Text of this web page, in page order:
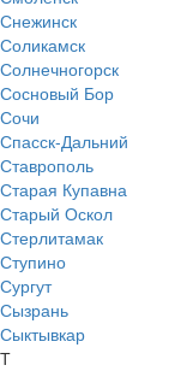
Снежинск
Соликамск
Солнечногорск
Сосновый Бор
Сочи
Спасск-Дальний
Ставрополь
Старая Купавна
Старый Оскол
Стерлитамак
Ступино
Сургут
Сызрань
Сыктывкар
Т